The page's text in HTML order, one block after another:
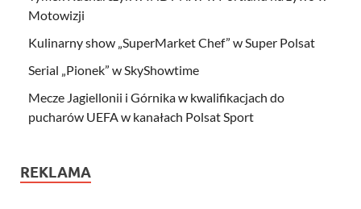
Motowizji
Kulinarny show „SuperMarket Chef” w Super Polsat
Serial „Pionek” w SkyShowtime
Mecze Jagiellonii i Górnika w kwalifikacjach do
pucharów UEFA w kanałach Polsat Sport
REKLAMA